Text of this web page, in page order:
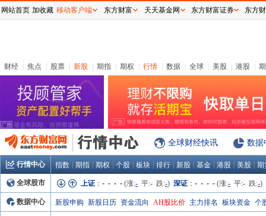
财经 焦点 股票 新股 期指 期权 行情 数据 全球 美股 港股
全球财经快讯 数据
行情中心 指数 期指 期权 个股 板块 排行 新股 基金 港股 美股 期
全球股市 上证 ： - - - - (涨:- 平:- 跌:-) 深证 ： - - - - (涨:- 平:- 跌:-)
数据中心 新股申购 新股日历 资金流向 AH股比价 主力排名 板块资金 个
网站首页 加收藏 移动客户端 东方财富 天天基金网 东方财富证券 东方